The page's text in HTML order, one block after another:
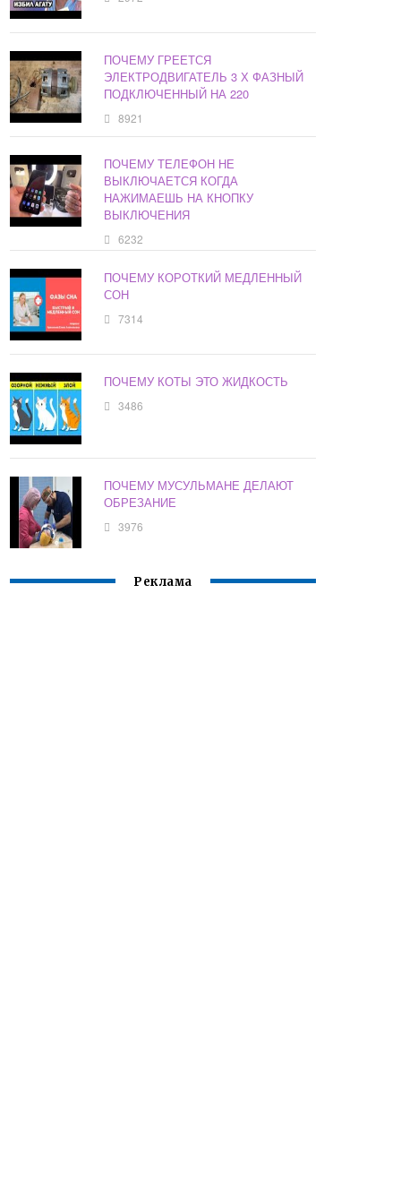
ПОЧЕМУ ГРЕЕТСЯ
ЭЛЕКТРОДВИГАТЕЛЬ 3 Х ФАЗНЫЙ
ПОДКЛЮЧЕННЫЙ НА 220
8921
ПОЧЕМУ ТЕЛЕФОН НЕ
ВЫКЛЮЧАЕТСЯ КОГДА
НАЖИМАЕШЬ НА КНОПКУ
ВЫКЛЮЧЕНИЯ
6232
ПОЧЕМУ КОРОТКИЙ МЕДЛЕННЫЙ
СОН
7314
ПОЧЕМУ КОТЫ ЭТО ЖИДКОСТЬ
3486
ПОЧЕМУ МУСУЛЬМАНЕ ДЕЛАЮТ
ОБРЕЗАНИЕ
3976
Реклама